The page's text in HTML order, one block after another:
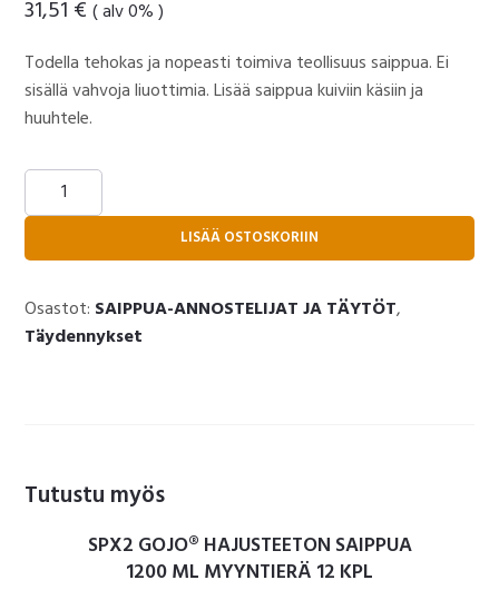
31,51 € ( alv 0% )
Todella tehokas ja nopeasti toimiva teollisuus saippua. Ei
sisällä vahvoja liuottimia. Lisää saippua kuiviin käsiin ja
huuhtele.
GOJO®
POWER
RAKEINEN
määrä
LISÄÄ OSTOSKORIIN
Osastot: SAIPPUA-ANNOSTELIJAT JA TÄYTÖT,
Täydennykset
Tutustu myös
SPX2 GOJO® HAJUSTEETON SAIPPUA
1200 ML MYYNTIERÄ 12 KPL